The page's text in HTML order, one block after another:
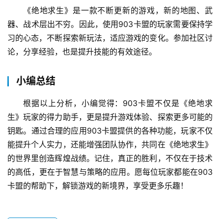
《绝地求生》是一款不断更新的游戏，新的地图、武
器、战术层出不穷。因此，使用903卡盟的玩家需要保持学
习的心态，不断探索新玩法，适应游戏的变化。参加社区讨
论，分享经验，也是提升技能的有效途径。
小编总结
根据以上分析，小编觉得：903卡盟不仅是《绝地求
生》玩家的得力助手，更是提升游戏体验、探索更多可能的
钥匙。通过合理的应用903卡盟提供的各种功能，玩家不仅
能提升个人实力，还能增强团队协作，共同在《绝地求生》
的世界里创造辉煌战绩。记住，真正的胜利，不仅在于技术
的高低，更在于智慧与策略的应用。愿每位玩家都能在903
卡盟的帮助下，解锁游戏的新境界，享受更多乐趣！